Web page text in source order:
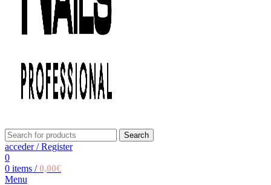
Search
acceder / Register
0
0 items / 0,00€
Menu